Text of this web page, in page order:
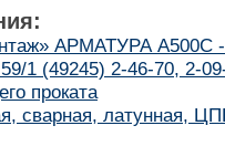
АРМАТУРА А500С
1 (49245) 2-46-70, 2-
проката
сварная, латунная,